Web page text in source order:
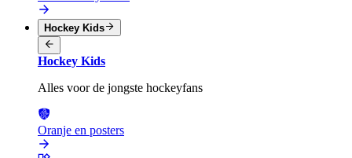
Hockey Kids
Hockey Kids
Alles voor de jongste hockeyfans
Oranje en posters